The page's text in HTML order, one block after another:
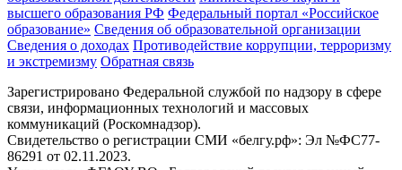
высшего образования РФ Федеральный портал «Российское
образование» Сведения об образовательной организации
Сведения о доходах Противодействие коррупции, терроризму
и экстремизму Обратная связь
Зарегистрировано Федеральной службой по надзору в сфере
связи, информационных технологий и массовых
коммуникаций (Роскомнадзор).
Свидетельство о регистрации СМИ «белгу.рф»: Эл №ФС77-
86291 от 02.11.2023.